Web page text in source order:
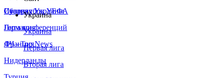
Сборная Украины
Италия
Германия
Франция
Нидерланды
Суперкубок УЕФА
Лига конференций
ЛЧ - Top News
Украина
Украина
Первая лига
Вторая лига